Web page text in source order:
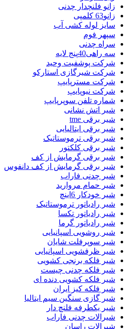
زانو فلنچدار چدنی
زانو63 کلمپی
سایز لوله کشی آب
سپهر فوم
سراه چدنی
سه راهی40پنج لایه
شرکت پوشفیت وحید
شرکت شیرگازی استارکو
شرکت مسترپایپ
شرکت نیوپایپ
شماره تلفن سوپرپایپ
شیر اتش نشانی
شیر برقی tme
شیر برقی ایتالیایی
شیر برقی ترموستاتیک
شیر برقی کلکتور
شیر برقی گرمایش از کف
شیر برقی گرمایش از کف دانفوس
شیر چدنی فاراب
شیر حمام مروارید
شیر خودکار 6اینچ
شیر رادیاتور ترموستاتیک
شیر رادیاتور تکسا
شیر رادیاتور گرما
شیر روشویی اسپانیایی
شیر سوپرفلت شایان
شیر ظرفشویی اسپانیایی
شیر فلکه برنجی کشویی
شیر فلکه چدنی چیست
شیر فلکه کشویی دنده ای
شیر فلکه کیز ایران
شیر گازی سنگین سیم ایتالیا
شیر یکطرفه فلنچ دار
شیرالات چدنی فاراب
شیرالات راسان